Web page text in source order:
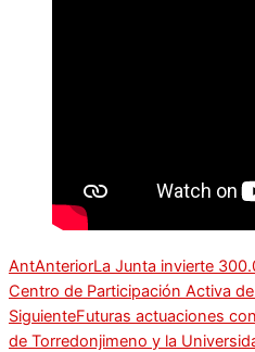
AntAnteriorLa Junta invierte
Centro de Participación Activa
SiguienteFuturas actuaciones
de Torredonjimeno y la